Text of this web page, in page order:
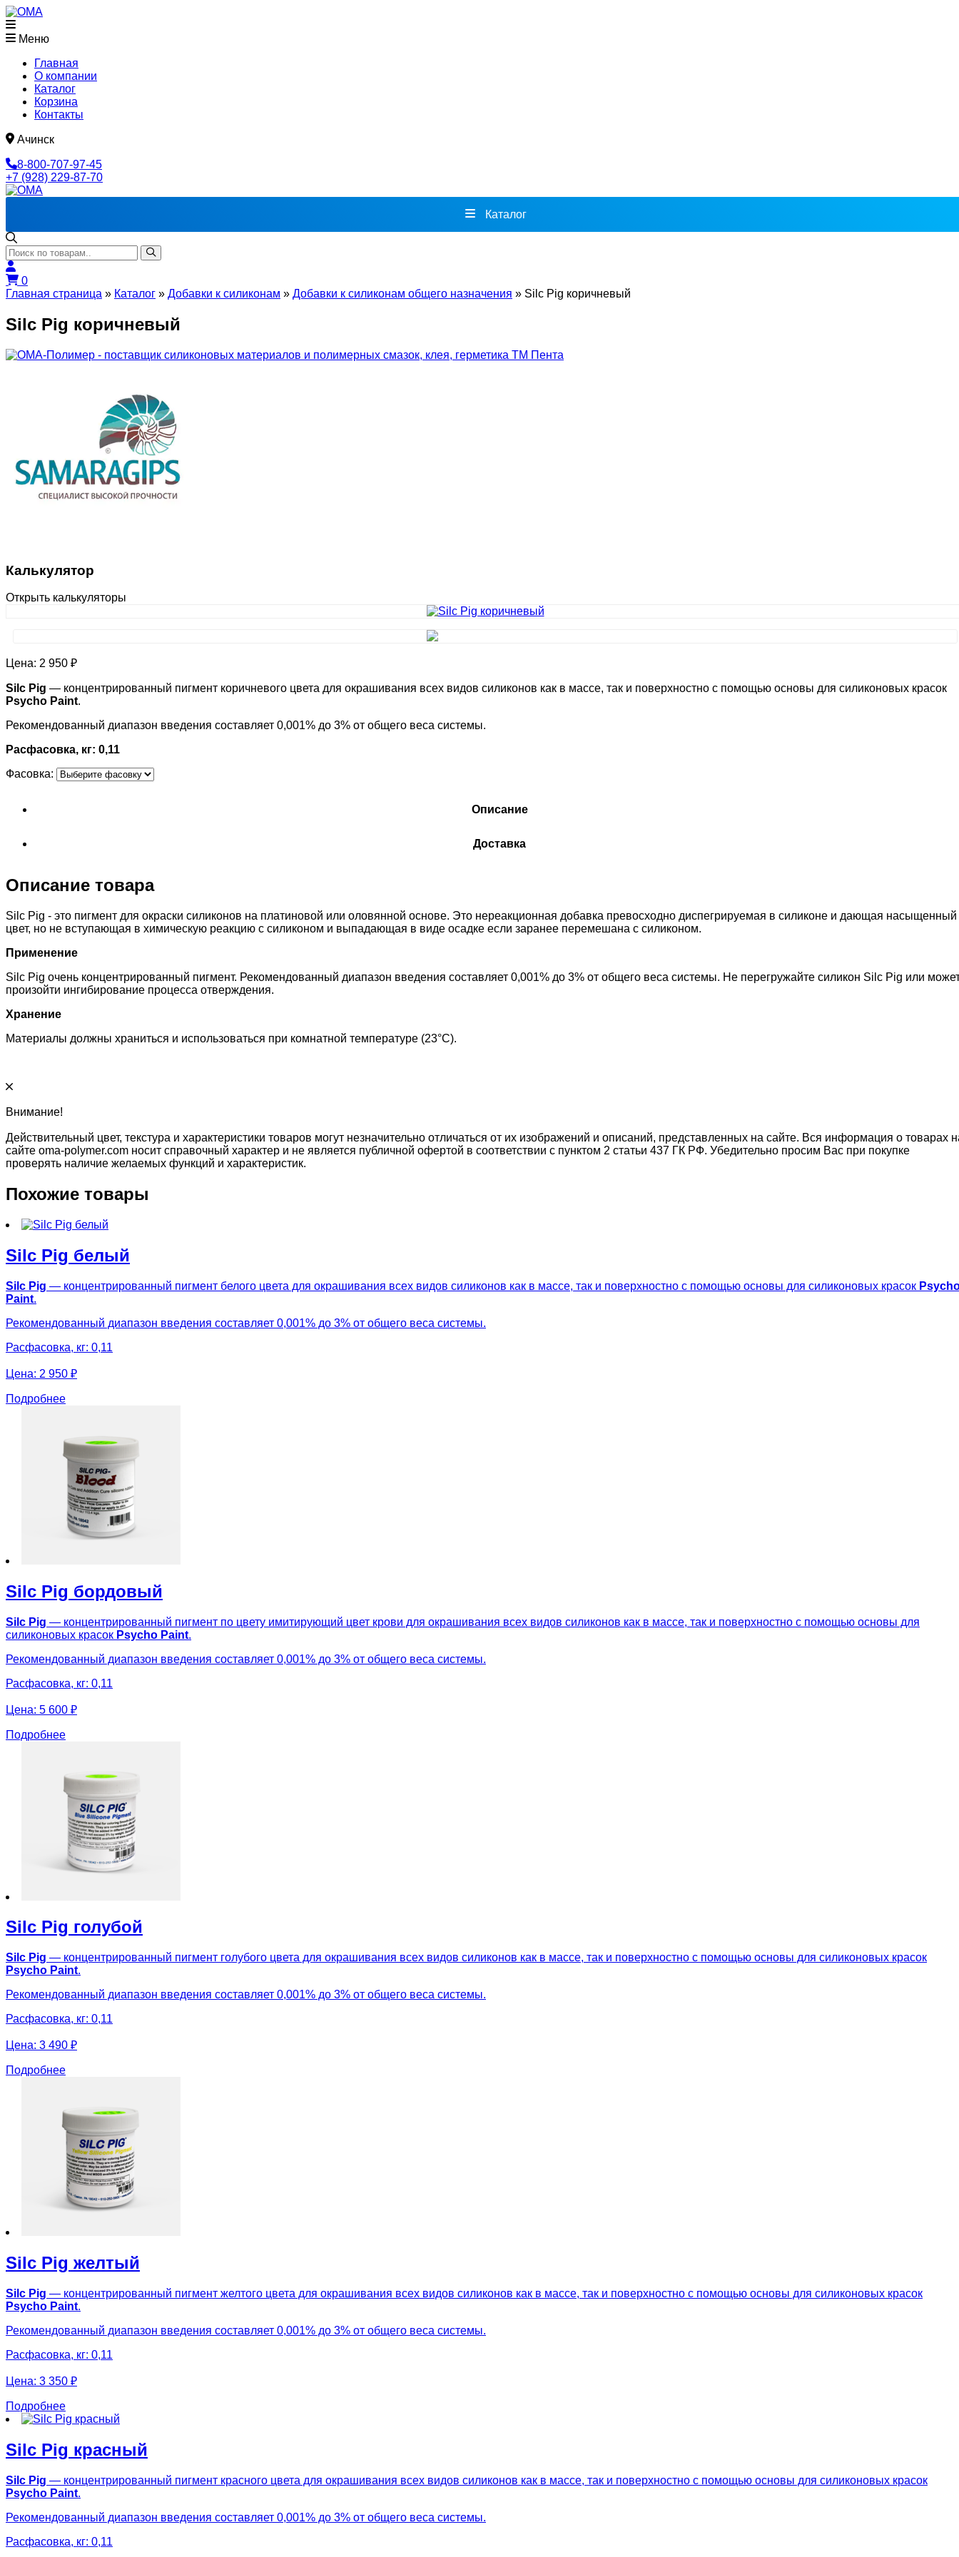
Меню
Главная
О компании
Каталог
Корзина
Контакты
Ачинск
8-800-707-97-45
+7 (928) 229-87-70
Каталог
0
Главная страница » Каталог » Добавки к силиконам » Добавки к силиконам общего назначения » Silc Pig коричневый
Silc Pig коричневый
Калькулятор
Открыть калькуляторы
Цена: 2 950 ₽
Silc Pig — концентрированный пигмент коричневого цвета для окрашивания всех видов силиконов как в массе, так и поверхностно с помощью основы для силиконовых красок
Psycho Paint.
Рекомендованный диапазон введения составляет 0,001% до 3% от общего веса системы.
Расфасовка, кг: 0,11
Фасовка:
Описание
Доставка
Описание товара
Silc Pig - это пигмент для окраски силиконов на платиновой или оловянной основе. Это нереакционная добавка превосходно диспегрируемая в силиконе и дающая насыщенный
цвет, но не вступающая в химическую реакцию с силиконом и выпадающая в виде осадке если заранее перемешана с силиконом.
Применение
Silc Pig очень концентрированный пигмент. Рекомендованный диапазон введения составляет 0,001% до 3% от общего веса системы. Не перегружайте силикон Silc Pig или
произойти ингибирование процесса отверждения.
Хранение
Материалы должны храниться и использоваться при комнатной температуре (23°C).
Внимание!
Действительный цвет, текстура и характеристики товаров могут незначительно отличаться от их изображений и описаний, представленных на сайте. Вся информация о товарах
сайте oma-polymer.com носит справочный характер и не является публичной офертой в соответствии с пунктом 2 статьи 437 ГК РФ. Убедительно просим Вас при покупке
проверять наличие желаемых функций и характеристик.
Похожие товары
Silc Pig белый
Silc Pig — концентрированный пигмент белого цвета для окрашивания всех видов силиконов как в массе, так и поверхностно с помощью основы для силиконовых красок
Paint.
Рекомендованный диапазон введения составляет 0,001% до 3% от общего веса системы.
Расфасовка, кг: 0,11
Цена: 2 950 ₽
Подробнее
Silc Pig бордовый
Silc Pig — концентрированный пигмент по цвету имитирующий цвет крови для окрашивания всех видов силиконов как в массе, так и поверхностно с помощью основы для
силиконовых красок Psycho Paint.
Рекомендованный диапазон введения составляет 0,001% до 3% от общего веса системы.
Расфасовка, кг: 0,11
Цена: 5 600 ₽
Подробнее
Silc Pig голубой
Silc Pig — концентрированный пигмент голубого цвета для окрашивания всех видов силиконов как в массе, так и поверхностно с помощью основы для силиконовых красок
Psycho Paint.
Рекомендованный диапазон введения составляет 0,001% до 3% от общего веса системы.
Расфасовка, кг: 0,11
Цена: 3 490 ₽
Подробнее
Silc Pig желтый
Silc Pig — концентрированный пигмент желтого цвета для окрашивания всех видов силиконов как в массе, так и поверхностно с помощью основы для силиконовых красок
Psycho Paint.
Рекомендованный диапазон введения составляет 0,001% до 3% от общего веса системы.
Расфасовка, кг: 0,11
Цена: 3 350 ₽
Подробнее
Silc Pig красный
Silc Pig — концентрированный пигмент красного цвета для окрашивания всех видов силиконов как в массе, так и поверхностно с помощью основы для силиконовых красок
Psycho Paint.
Рекомендованный диапазон введения составляет 0,001% до 3% от общего веса системы.
Расфасовка, кг: 0,11